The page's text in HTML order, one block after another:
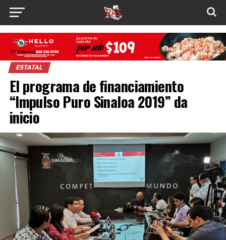
ESTATAL
El programa de financiamiento
“Impulso Puro Sinaloa 2019” da
inicio